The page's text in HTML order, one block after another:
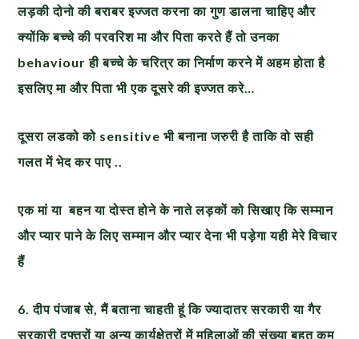
लड़की दोनो की बराबर इज्जत करना का गुण डालना चाहिए और
क्योंकि बच्चे की परवरिश मा और पिता करते हैं तो उनका
behaviour ही बच्चे के चरित्र का निर्माण करने में अहम होता है
इसलिए मा और पिता भी एक दूसरे की इज्जत करे…
दूसरा लडको को sensitive भी बनाना जरुरी है ताकि वो सही
गलत में भेद कर पाए ..
एक मां या बहन या दोस्त होने के नाते लड़कों को सिखाए कि सम्मान
और प्यार पाने के लिए सम्मान और प्यार देना भी पड़ेगा यही मेरे विचार
हैं
6. दीप पंजाब से, मैं बताना चाहती हूं कि ज्यादातर सरकारी या गैर
सरकारी दफ्तरों या अन्य कार्यक्षेत्रों में महिलाओं की संख्या बहुत कम